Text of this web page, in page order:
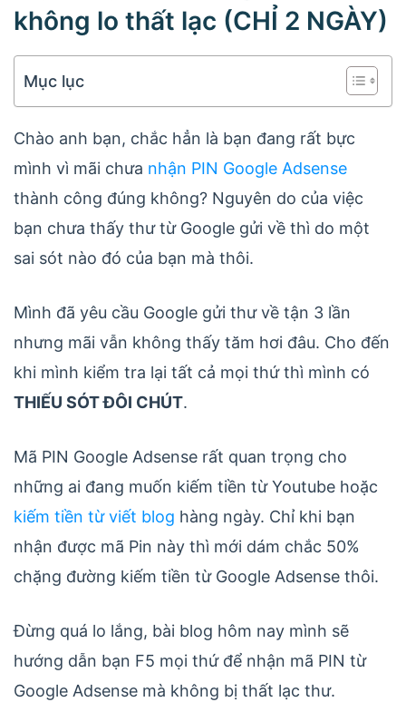
không lo thất lạc (CHỈ 2 NGÀY)
Mục lục
Chào anh bạn, chắc hẳn là bạn đang rất bực
mình vì mãi chưa nhận PIN Google Adsense
thành công đúng không? Nguyên do của việc
bạn chưa thấy thư từ Google gửi về thì do một
sai sót nào đó của bạn mà thôi.
Mình đã yêu cầu Google gửi thư về tận 3 lần
nhưng mãi vẫn không thấy tăm hơi đâu. Cho đến
khi mình kiểm tra lại tất cả mọi thứ thì mình có
THIẾU SÓT ĐÔI CHÚT.
Mã PIN Google Adsense rất quan trọng cho
những ai đang muốn kiếm tiền từ Youtube hoặc
kiếm tiền từ viết blog hàng ngày. Chỉ khi bạn
nhận được mã Pin này thì mới dám chắc 50%
chặng đường kiếm tiền từ Google Adsense thôi.
Đừng quá lo lắng, bài blog hôm nay mình sẽ
hướng dẫn bạn F5 mọi thứ để nhận mã PIN từ
Google Adsense mà không bị thất lạc thư.